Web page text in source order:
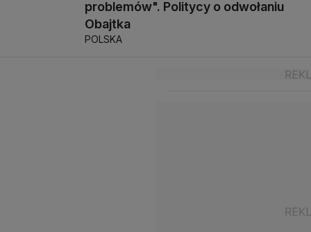
problemów". Politycy o odwołaniu
Obajtka
POLSKA